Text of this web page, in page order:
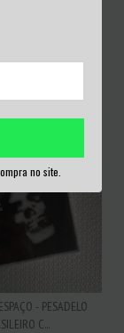
no site.
- PESADELO
C...